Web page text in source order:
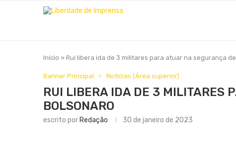
Início » Rui libera ida de 3 militares para atuar na segurança
Banner Principal Notícias (Área superior)
RUI LIBERA IDA DE 3 MILITARES
BOLSONARO
escrito por Redação 30 de janeiro de 2023